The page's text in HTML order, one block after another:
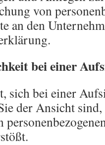
von
an den
bei einer
sich bei einer
der Ansicht